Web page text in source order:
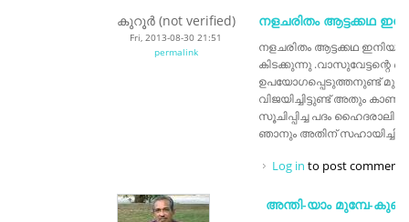
കുറൂർ (not verified)
Fri, 2013-08-30 21:51
permalink
നളചരിതം ആട്ടക്കഥ
നളചരിതം ആട്ടക്കഥ
കിടക്കുന്നു .വാസുവേട്ടന്റെ
ഉപയോഗപ്പെടുത്തനുണ്ട്
വിജയിച്ചിട്ടുണ്ട് അതും
സൂചിപ്പിച്ച പദം ഹൈദരാലി
ഞാനും അതിന്
Log in to post comments
അന്തി-യാം മുമ്പേ-